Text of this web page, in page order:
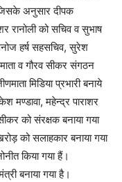
जिसके अनुसार दीपक
रानोली को सचिव व सुभाष
हर्ष सहसचिव, सुरेश
व गौरव सीकर संगठन
मिडिया प्रभारी बनाये
मण्डावा, महेन्द्र पाराशर
को संरक्षक बनाया गया
को सलाहकार बनाया गया
किया गया हैं।
बनाया गया है।